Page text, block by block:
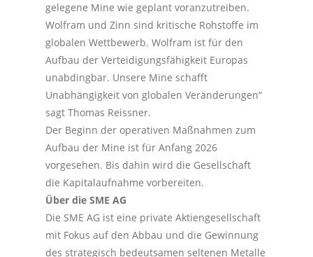
gelegene Mine wie geplant voranzutreiben.
Wolfram und Zinn sind kritische Rohstoffe im
globalen Wettbewerb. Wolfram ist für den
Aufbau der Verteidigungsfähigkeit Europas
unabdingbar. Unsere Mine schafft
Unabhängigkeit von globalen Veränderungen“
sagt Thomas Reissner.
Der Beginn der operativen Maßnahmen zum
Aufbau der Mine ist für Anfang 2026
vorgesehen. Bis dahin wird die Gesellschaft
die Kapitalaufnahme vorbereiten.
Über die SME AG
Die SME AG ist eine private Aktiengesellschaft
mit Fokus auf den Abbau und die Gewinnung
des strategisch bedeutsamen seltenen Metalle